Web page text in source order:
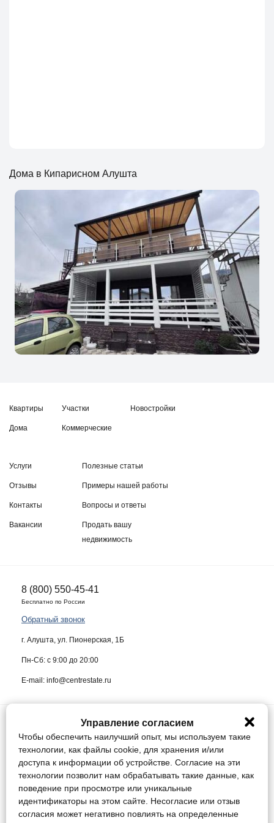
Дома в Кипарисном Алушта
Квартиры
Дома
Участки
Коммерческие
Новостройки
Услуги
Отзывы
Контакты
Вакансии
Полезные статьи
Примеры нашей работы
Вопросы и ответы
Продать вашу
недвижимость
8 (800) 550-45-41
Бесплатно по России
Обратный звонок
г. Алушта, ул. Пионерская, 1Б
Пн-Сб: с 9:00 до 20:00
E-mail: info@centrestate.ru
ИП Жуков Виктор Васильевич ИНН 910218942064
Данный сайт носит информационный характер и ни при каких условиях
не является публичной офертой, определяемой положениями статьи
437 Гражданского кодекса Российской Федерации.
Конфиденциальность
Соглашение
Управление cookie / Отозвать согласие
Управление согласием
Чтобы обеспечить наилучший опыт, мы используем такие
технологии, как файлы cookie, для хранения и/или
доступа к информации об устройстве. Согласие на эти
технологии позволит нам обрабатывать такие данные, как
поведение при просмотре или уникальные
идентификаторы на этом сайте. Несогласие или отзыв
согласия может негативно повлиять на определенные